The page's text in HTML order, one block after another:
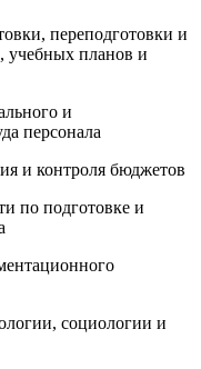
переподготовки и
учебных планов и
и
персонала
и контроля бюджетов
по подготовке и
социологии и